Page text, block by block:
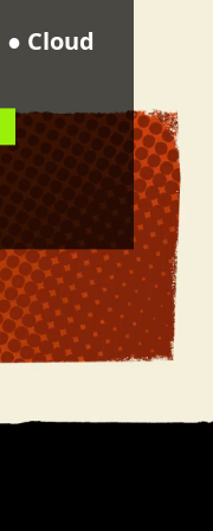
● Cloud